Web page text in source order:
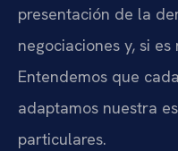
presentación de la
negociaciones y, si
Entendemos que
adaptamos nuestra
particulares.